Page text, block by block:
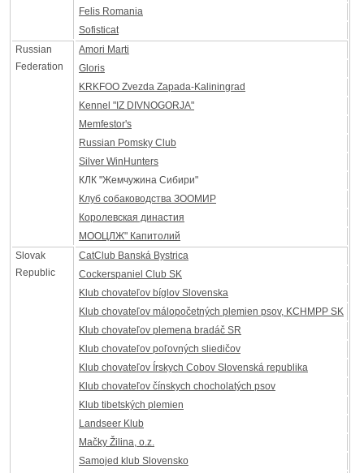
Felis Romania
Sofisticat
Russian
Federation
Amori Marti
Gloris
KRKFOO Zvezda Zapada-Kaliningrad
Kennel "IZ DIVNOGORJA"
Memfestor's
Russian Pomsky Club
Silver WinHunters
КЛК "Жемчужина Сибири"
Клуб собаководства ЗООМИР
Королевская династия
МООЦЛЖ" Капитолий
Slovak
Republic
CatClub Banská Bystrica
Cockerspaniel Club SK
Klub chovateľov bíglov Slovenska
Klub chovateľov málopočetných plemien psov, KCHMPP SK
Klub chovateľov plemena bradáč SR
Klub chovateľov poľovných sliedičov
Klub chovateľov Írskych Cobov Slovenská republika
Klub chovateľov čínskych chocholatých psov
Klub tibetských plemien
Landseer Klub
Mačky Žilina, o.z.
Samojed klub Slovensko